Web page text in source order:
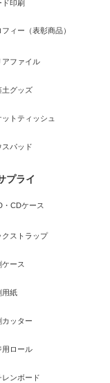
ド印刷
フィー（表彰商品）
アファイル
土グッズ
ットティッシュ
スパッド
プライ
・CDケース
クストラップ
ケース
用紙
カッター
用ロール
レンボード